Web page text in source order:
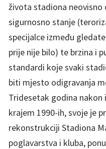
života stadiona
sigurnosno stanje
specijalce između
prije nije bilo) te brzina i
standardi koje svaki
biti mjesto odigravanja
Tridesetak godina nakon
krajem 1990-ih, svoje je
rekonstrukciji Stadiona
poglavarstva i kluba,